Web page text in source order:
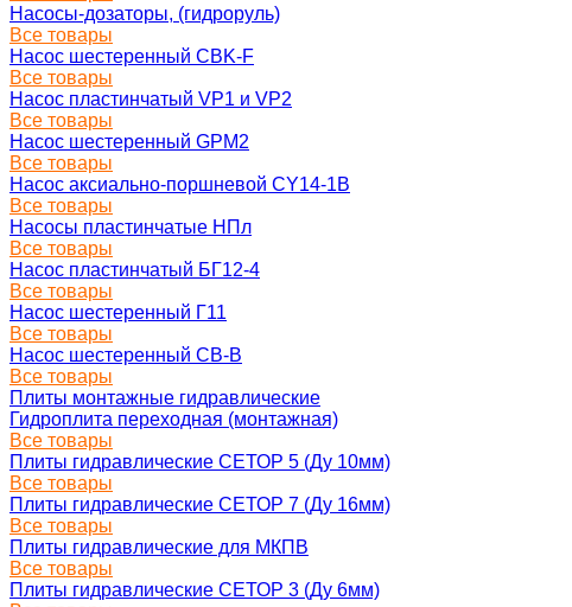
Насосы-дозаторы, (гидроруль)
Все товары
Насос шестеренный CBK-F
Все товары
Насос пластинчатый VP1 и VP2
Все товары
Насос шестеренный GPM2
Все товары
Насос аксиально-поршневой CY14-1B
Все товары
Насосы пластинчатые НПл
Все товары
Насос пластинчатый БГ12-4
Все товары
Насос шестеренный Г11
Все товары
Насос шестеренный СВ-В
Все товары
Плиты монтажные гидравлические
Гидроплита переходная (монтажная)
Все товары
Плиты гидравлические СЕТОР 5 (Ду 10мм)
Все товары
Плиты гидравлические СЕТОР 7 (Ду 16мм)
Все товары
Плиты гидравлические для МКПВ
Все товары
Плиты гидравлические СЕТОР 3 (Ду 6мм)